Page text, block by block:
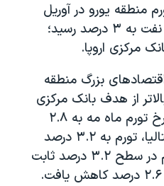
صلح
منطقه یورو در آوریل
تحت تأثیر افزایش قیمت نفت به ۳ درصد رسید؛
بزرگ منطقه
از هدف بانک مرکزی
حکایت دارد. در فرانسه، نرخ تورم ماه مه به ۲.۸
درصد افزایش یافت. در ایتالیا، تورم به ۳.۲ درصد
رسید. در اسپانیا، نرخ تورم در سطح ۳.۲ درصد ثابت